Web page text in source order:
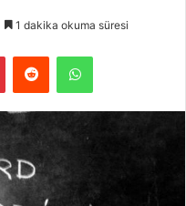
1 dakika okuma süresi
PinterestReddit WhatsApp